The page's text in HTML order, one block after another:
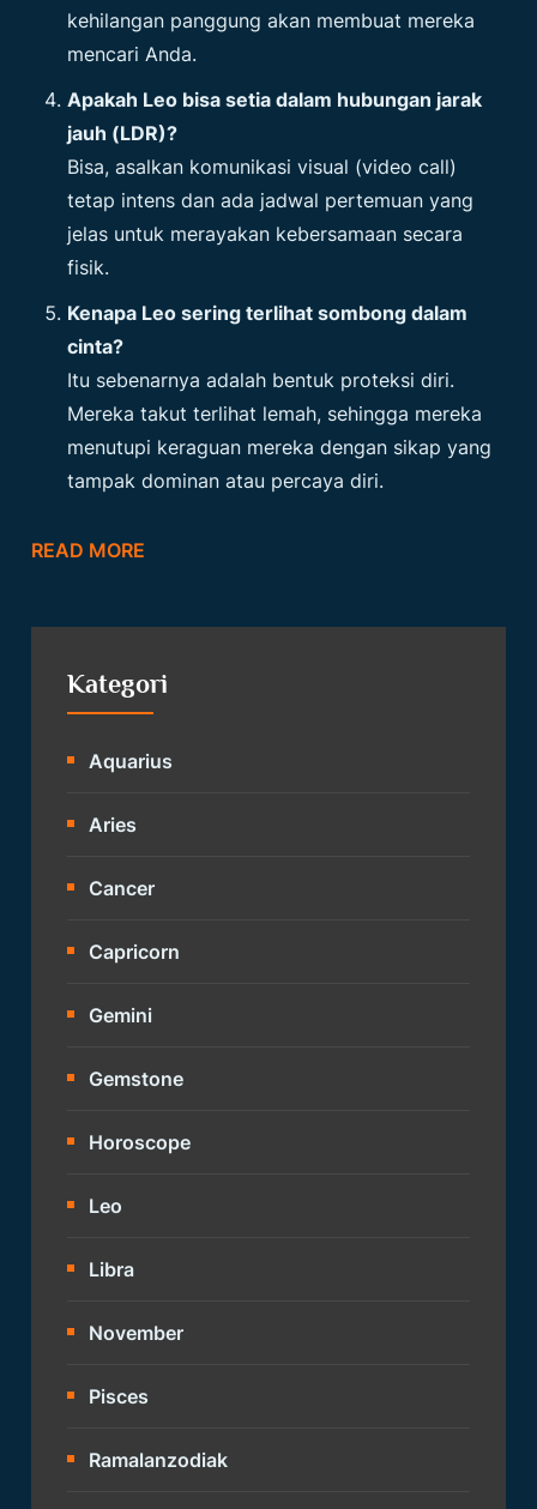
kehilangan panggung akan membuat mereka
mencari Anda.
Apakah Leo bisa setia dalam hubungan jarak
jauh (LDR)?
Bisa, asalkan komunikasi visual (video call)
tetap intens dan ada jadwal pertemuan yang
jelas untuk merayakan kebersamaan secara
fisik.
Kenapa Leo sering terlihat sombong dalam
cinta?
Itu sebenarnya adalah bentuk proteksi diri.
Mereka takut terlihat lemah, sehingga mereka
menutupi keraguan mereka dengan sikap yang
tampak dominan atau percaya diri.
READ MORE
Kategori
Aquarius
Aries
Cancer
Capricorn
Gemini
Gemstone
Horoscope
Leo
Libra
November
Pisces
Ramalanzodiak